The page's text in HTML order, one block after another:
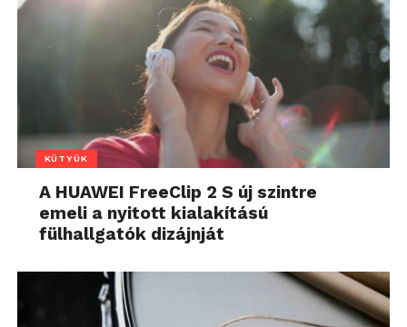
KÜTYÜK
A HUAWEI FreeClip 2 S új szintre
emeli a nyitott kialakítású
fülhallgatók dizájnját